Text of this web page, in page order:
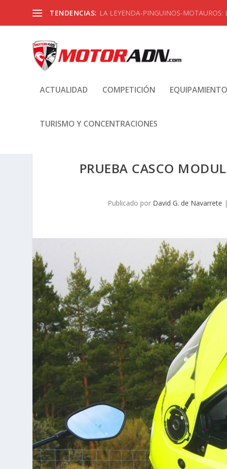
TENDENCIAS: LA LEYENDA-PINGUINOS-MOTAUROS:
ACTUALIDAD COMPETICIÓN EQUIPAMIENTO
TURISMO Y CONCENTRACIONES
PRUEBA CASCO
Publicado por David G. de Navarrete |